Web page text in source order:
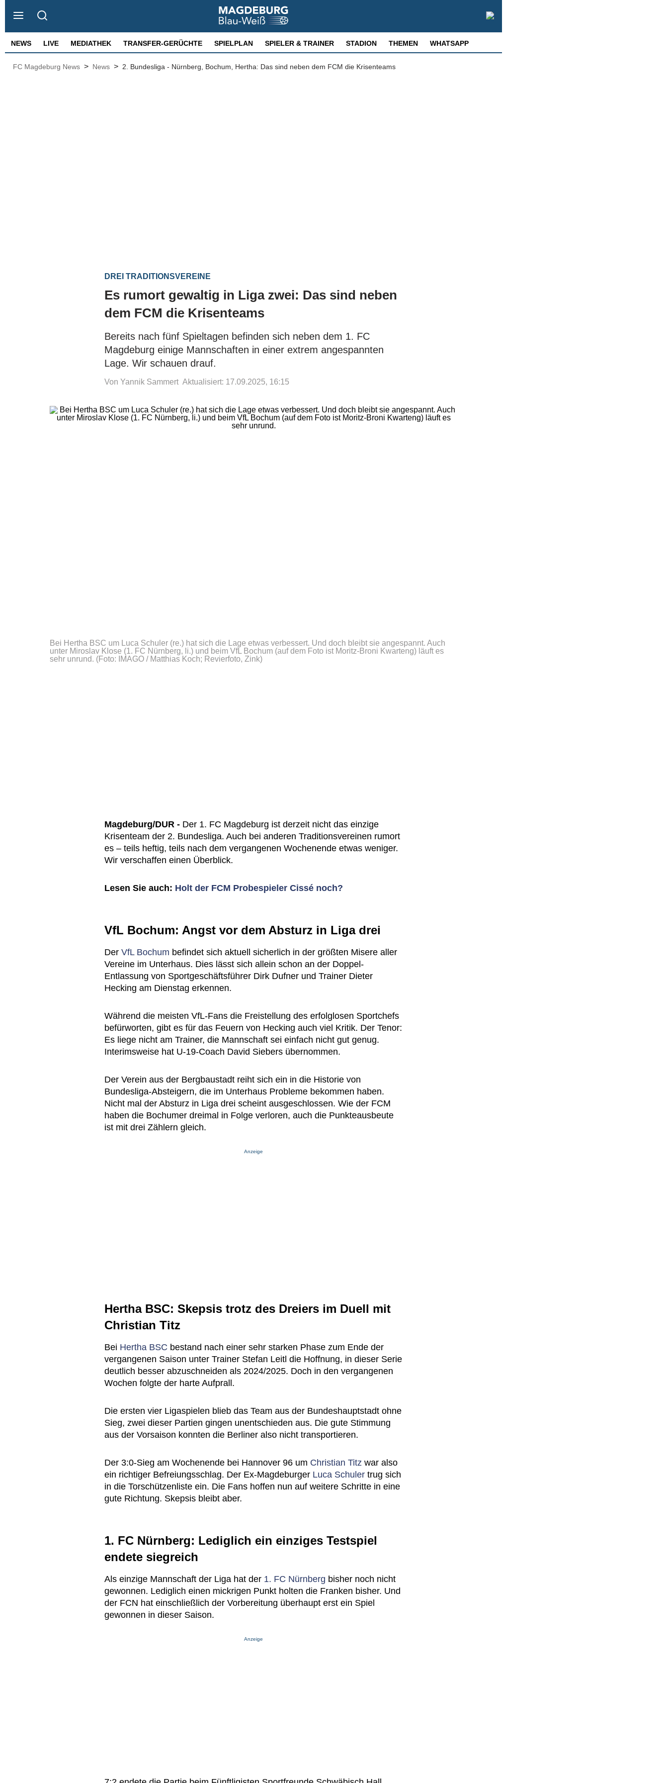
NEWS LIVE MEDIATHEK TRANSFER-GERÜCHTE SPIELPLAN SPIELER & TRAINER STADION THEMEN WHATSAPP
FC Magdeburg News > News > 2. Bundesliga - Nürnberg, Bochum, Hertha: Das sind neben dem FCM die Krisenteams
DREI TRADITIONSVEREINE
Es rumort gewaltig in Liga zwei: Das sind neben
dem FCM die Krisenteams
Bereits nach fünf Spieltagen befinden sich neben dem 1. FC
Magdeburg einige Mannschaften in einer extrem angespannten
Lage. Wir schauen drauf.
Von Yannik Sammert Aktualisiert: 17.09.2025, 16:15
Bei Hertha BSC um Luca Schuler (re.) hat sich die Lage etwas verbessert. Und doch bleibt sie angespannt. Auch
unter Miroslav Klose (1. FC Nürnberg, li.) und beim VfL Bochum (auf dem Foto ist Moritz-Broni Kwarteng) läuft es
sehr unrund. (Foto: IMAGO / Matthias Koch; Revierfoto, Zink)
Magdeburg/DUR - Der 1. FC Magdeburg ist derzeit nicht das einzige
Krisenteam der 2. Bundesliga. Auch bei anderen Traditionsvereinen rumort
es – teils heftig, teils nach dem vergangenen Wochenende etwas weniger.
Wir verschaffen einen Überblick.
Lesen Sie auch: Holt der FCM Probespieler Cissé noch?
VfL Bochum: Angst vor dem Absturz in Liga drei
Der VfL Bochum befindet sich aktuell sicherlich in der größten Misere aller
Vereine im Unterhaus. Dies lässt sich allein schon an der Doppel-
Entlassung von Sportgeschäftsführer Dirk Dufner und Trainer Dieter
Hecking am Dienstag erkennen.
Während die meisten VfL-Fans die Freistellung des erfolglosen Sportchefs
befürworten, gibt es für das Feuern von Hecking auch viel Kritik. Der Tenor:
Es liege nicht am Trainer, die Mannschaft sei einfach nicht gut genug.
Interimsweise hat U-19-Coach David Siebers übernommen.
Der Verein aus der Bergbaustadt reiht sich ein in die Historie von
Bundesliga-Absteigern, die im Unterhaus Probleme bekommen haben.
Nicht mal der Absturz in Liga drei scheint ausgeschlossen. Wie der FCM
haben die Bochumer dreimal in Folge verloren, auch die Punkteausbeute
ist mit drei Zählern gleich.
Anzeige
Hertha BSC: Skepsis trotz des Dreiers im Duell mit
Christian Titz
Bei Hertha BSC bestand nach einer sehr starken Phase zum Ende der
vergangenen Saison unter Trainer Stefan Leitl die Hoffnung, in dieser Serie
deutlich besser abzuschneiden als 2024/2025. Doch in den vergangenen
Wochen folgte der harte Aufprall.
Die ersten vier Ligaspielen blieb das Team aus der Bundeshauptstadt ohne
Sieg, zwei dieser Partien gingen unentschieden aus. Die gute Stimmung
aus der Vorsaison konnten die Berliner also nicht transportieren.
Der 3:0-Sieg am Wochenende bei Hannover 96 um Christian Titz war also
ein richtiger Befreiungsschlag. Der Ex-Magdeburger Luca Schuler trug sich
in die Torschützenliste ein. Die Fans hoffen nun auf weitere Schritte in eine
gute Richtung. Skepsis bleibt aber.
1. FC Nürnberg: Lediglich ein einziges Testspiel
endete siegreich
Als einzige Mannschaft der Liga hat der 1. FC Nürnberg bisher noch nicht
gewonnen. Lediglich einen mickrigen Punkt holten die Franken bisher. Und
der FCN hat einschließlich der Vorbereitung überhaupt erst ein Spiel
gewonnen in dieser Saison.
Anzeige